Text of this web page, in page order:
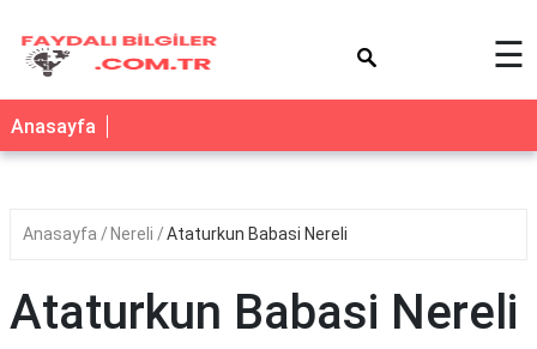
☰
Anasayfa
Anasayfa Nereli Ataturkun Babasi Nereli
Ataturkun Babasi Nereli